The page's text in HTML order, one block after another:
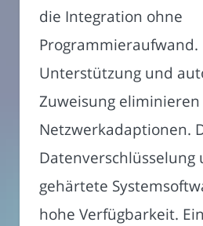
die Integration ohne
Programmieraufwand.
Unterstützung und
Zuweisung
Netzwerkadaptionen.
Datenverschlüsselung
gehärtete
hohe Verfügbarkeit.